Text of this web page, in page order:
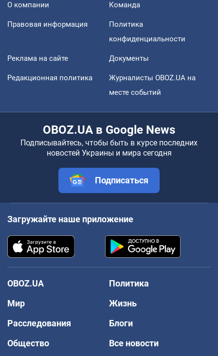
О компании Команда
Правовая информация
Политика
конфиденциальности
Реклама на сайте Документы
Редакционная политика
Журналисты OBOZ.UA на
месте событий
OBOZ.UA в Google News
Подписывайтесь, чтобы быть в курсе последних
новостей Украины и мира сегодня
Подписаться
Загружайте наше приложение
OBOZ.UA
Политика
Мир
Жизнь
Расследования
Блоги
Общество
Все новости